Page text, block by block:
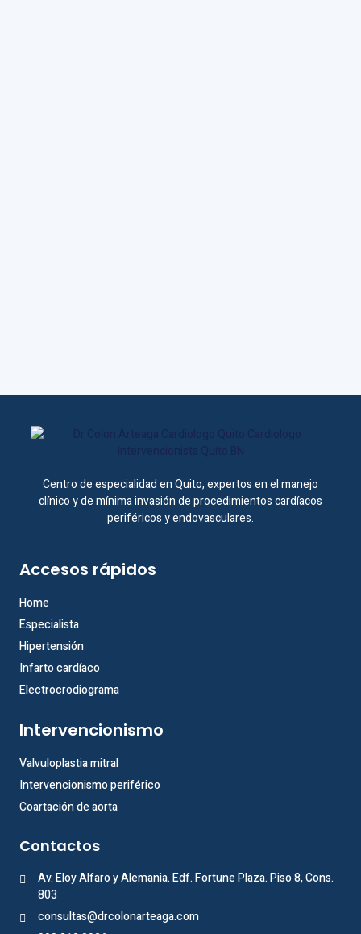
Centro de especialidad en Quito, expertos en el manejo
clínico y de mínima invasión de procedimientos cardíacos
periféricos y endovasculares.
Accesos rápidos
Home
Especialista
Hipertensión
Infarto cardíaco
Electrocrodiograma
Intervencionismo
Valvuloplastia mitral
Intervencionismo periférico
Coartación de aorta
Contactos
Av. Eloy Alfaro y Alemania. Edf. Fortune Plaza. Piso 8, Cons.
803
consultas@drcolonarteaga.com